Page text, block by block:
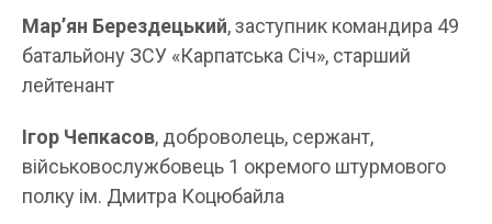
Марʼян Берездецький, заступник командира 49
батальйону ЗСУ «Карпатська Січ», старший
лейтенант
Ігор Чепкасов, доброволець, сержант,
військовослужбовець 1 окремого штурмового
полку ім. Дмитра Коцюбайла